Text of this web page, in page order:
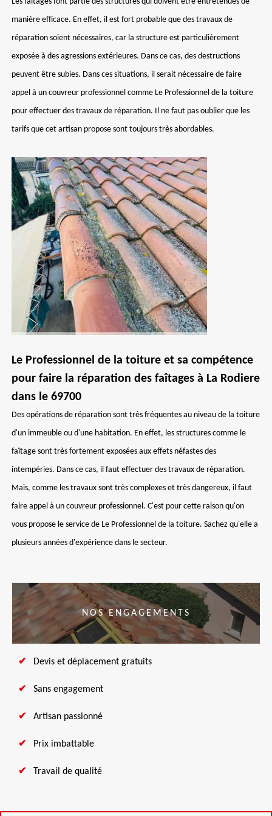
manière efficace. En effet, il est fort probable que des travaux de
réparation soient nécessaires, car la structure est particulièrement
exposée à des agressions extérieures. Dans ce cas, des destructions
peuvent être subies. Dans ces situations, il serait nécessaire de faire
appel à un couvreur professionnel comme Le Professionnel de la toiture
pour effectuer des travaux de réparation. Il ne faut pas oublier que les
tarifs que cet artisan propose sont toujours très abordables.
Le Professionnel de la toiture et sa compétence
pour faire la réparation des faîtages à La Rodiere
dans le 69700
Des opérations de réparation sont très fréquentes au niveau de la toiture
d'un immeuble ou d'une habitation. En effet, les structures comme le
faîtage sont très fortement exposées aux effets néfastes des
intempéries. Dans ce cas, il faut effectuer des travaux de réparation.
Mais, comme les travaux sont très complexes et très dangereux, il faut
faire appel à un couvreur professionnel. C'est pour cette raison qu'on
vous propose le service de Le Professionnel de la toiture. Sachez qu'elle a
plusieurs années d'expérience dans le secteur.
NOS ENGAGEMENTS
Devis et déplacement gratuits
Sans engagement
Artisan passionné
Prix imbattable
Travail de qualité